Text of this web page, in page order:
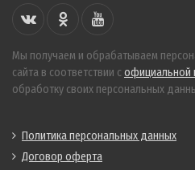
Мы получаем и обрабатываем
сайта в соответствии с официальной
обработку своих персональных
Политика персональных данных
Договор оферта